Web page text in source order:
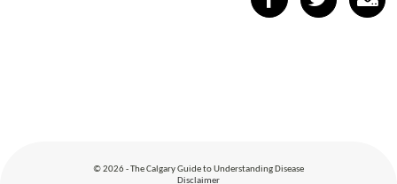
© 2026 - The Calgary Guide to Understanding Disease
Disclaimer